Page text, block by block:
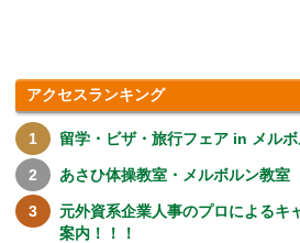
アクセスランキング
留学・ビザ・旅行フェア in メル
あさひ体操教室・メルボルン教室
元外資系企業人事のプロによるキ
案内！！！